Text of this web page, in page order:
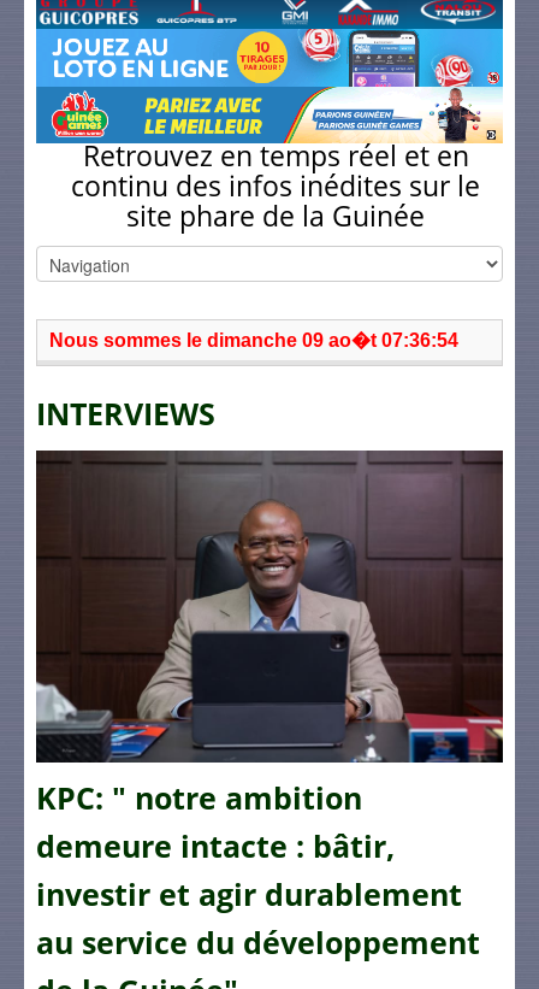
Retrouvez en temps réel et en
continu des infos inédites sur le
site phare de la Guinée
Nous sommes le dimanche 09 ao�t 07:36:54
INTERVIEWS
KPC: " notre ambition
demeure intacte : bâtir,
investir et agir durablement
au service du développement